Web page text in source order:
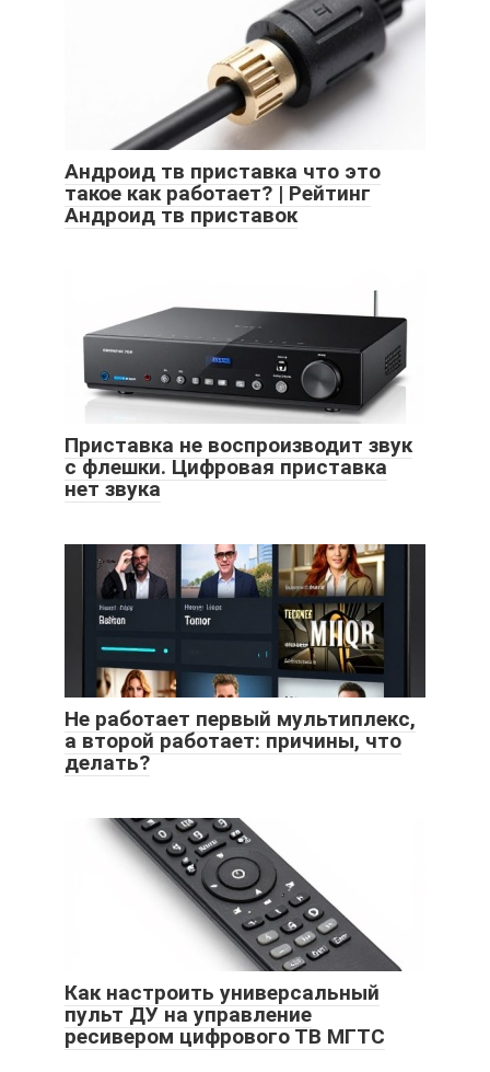
Андроид тв приставка что это
такое как работает? | Рейтинг
Андроид тв приставок
Приставка не воспроизводит звук
с флешки. Цифровая приставка
нет звука
Не работает первый мультиплекс,
а второй работает: причины, что
делать?
Как настроить универсальный
пульт ДУ на управление
ресивером цифрового ТВ МГТС